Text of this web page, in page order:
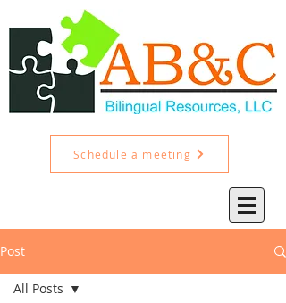
Schedule a meeting
Post
All Posts